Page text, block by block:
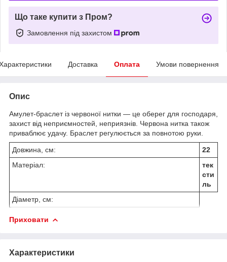
Що таке купити з Пром?
Замовлення під захистом
Доставка Оплата Умови повернення
Опис
Амулет-браслет із червоної нитки — це оберег для господаря,
захист від неприємностей, неприязнів. Червона нитка також
приваблює удачу. Браслет регулюється за повнотою руки.
Довжина, см:
22
Матеріал:
тек
сти
ль
Діаметр, см:
Приховати
Характеристики